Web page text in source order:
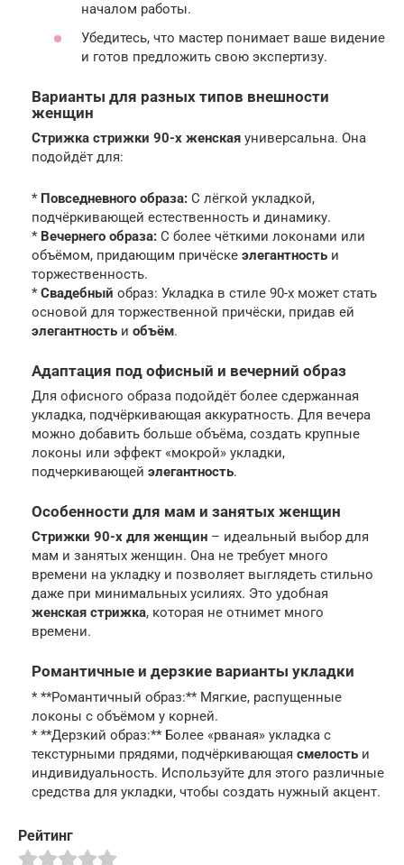
началом работы.
Убедитесь, что мастер понимает ваше видение
и готов предложить свою экспертизу.
Варианты для разных типов внешности
женщин
Стрижка стрижки 90-х женская универсальна. Она
подойдёт для:
* Повседневного образа: С лёгкой укладкой,
подчёркивающей естественность и динамику.
* Вечернего образа: С более чёткими локонами или
объёмом, придающим причёске элегантность и
торжественность.
* Свадебный образ: Укладка в стиле 90-х может стать
основой для торжественной причёски, придав ей
элегантность и объём.
Адаптация под офисный и вечерний образ
Для офисного образа подойдёт более сдержанная
укладка, подчёркивающая аккуратность. Для вечера
можно добавить больше объёма, создать крупные
локоны или эффект «мокрой» укладки,
подчеркивающей элегантность.
Особенности для мам и занятых женщин
Стрижки 90-х для женщин – идеальный выбор для
мам и занятых женщин. Она не требует много
времени на укладку и позволяет выглядеть стильно
даже при минимальных усилиях. Это удобная
женская стрижка, которая не отнимет много
времени.
Романтичные и дерзкие варианты укладки
* **Романтичный образ:** Мягкие, распущенные
локоны с объёмом у корней.
* **Дерзкий образ:** Более «рваная» укладка с
текстурными прядями, подчёркивающая смелость и
индивидуальность. Используйте для этого различные
средства для укладки, чтобы создать нужный акцент.
Рейтинг